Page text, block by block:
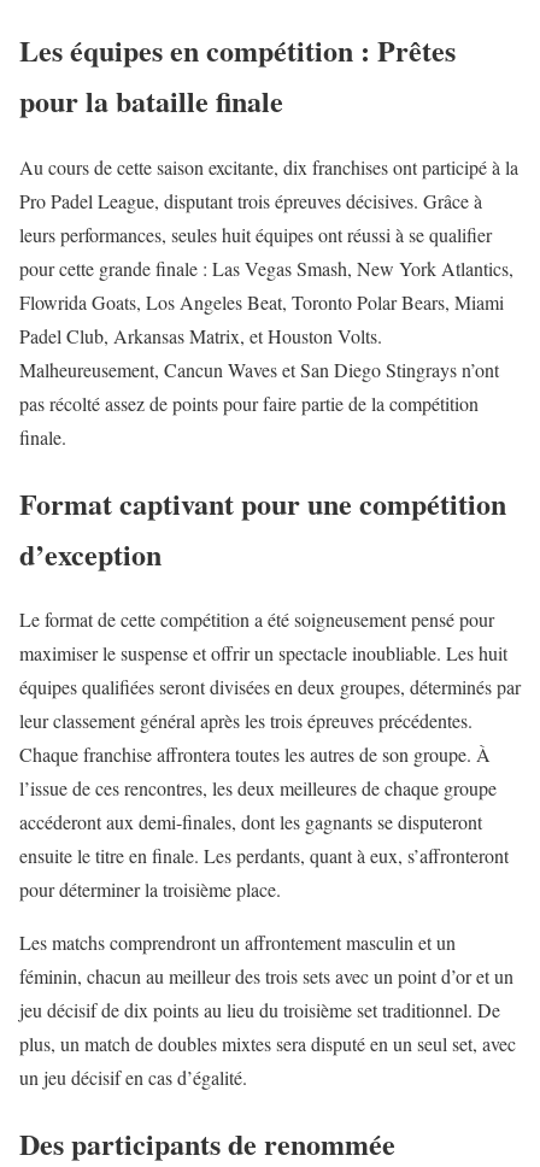
Les équipes en compétition : Prêtes
pour la bataille finale
Au cours de cette saison excitante, dix franchises ont participé à la
Pro Padel League, disputant trois épreuves décisives. Grâce à
leurs performances, seules huit équipes ont réussi à se qualifier
pour cette grande finale : Las Vegas Smash, New York Atlantics,
Flowrida Goats, Los Angeles Beat, Toronto Polar Bears, Miami
Padel Club, Arkansas Matrix, et Houston Volts.
Malheureusement, Cancun Waves et San Diego Stingrays n’ont
pas récolté assez de points pour faire partie de la compétition
finale.
Format captivant pour une compétition
d’exception
Le format de cette compétition a été soigneusement pensé pour
maximiser le suspense et offrir un spectacle inoubliable. Les huit
équipes qualifiées seront divisées en deux groupes, déterminés par
leur classement général après les trois épreuves précédentes.
Chaque franchise affrontera toutes les autres de son groupe. À
l’issue de ces rencontres, les deux meilleures de chaque groupe
accéderont aux demi-finales, dont les gagnants se disputeront
ensuite le titre en finale. Les perdants, quant à eux, s’affronteront
pour déterminer la troisième place.
Les matchs comprendront un affrontement masculin et un
féminin, chacun au meilleur des trois sets avec un point d’or et un
jeu décisif de dix points au lieu du troisième set traditionnel. De
plus, un match de doubles mixtes sera disputé en un seul set, avec
un jeu décisif en cas d’égalité.
Des participants de renommée